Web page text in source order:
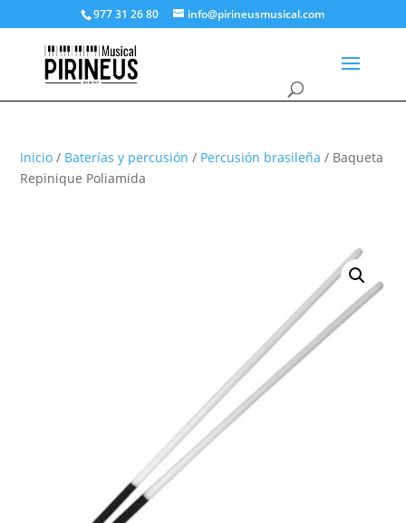
977 31 26 80 info@pirineusmusical.com
Inicio / Baterías y percusión / Percusión brasileña / Baqueta
Repinique Poliamida